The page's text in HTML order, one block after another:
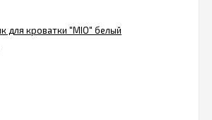
для кроватки "MIO" белый